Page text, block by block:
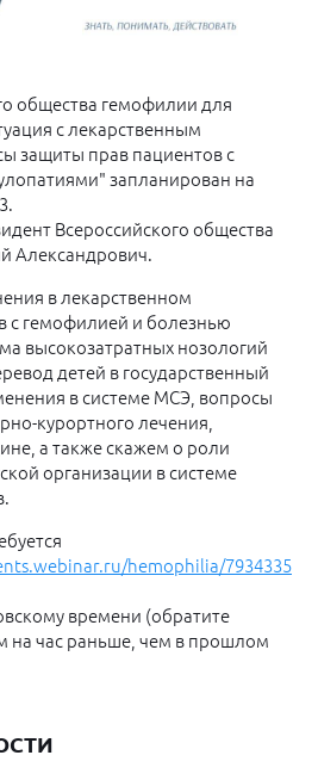
общества гемофилии для
с лекарственным
защиты прав пациентов с
запланирован на
Всероссийского общества
Александрович.
в лекарственном
с гемофилией и болезнью
высокозатратных нозологий
детей в государственный
в системе МСЭ, вопросы
курортного лечения,
а также скажем о роли
организации в системе
hemophilia/7934335
времени (обратите
на час раньше, чем в прошлом